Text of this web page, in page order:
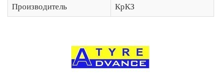
Производитель
КрКЗ